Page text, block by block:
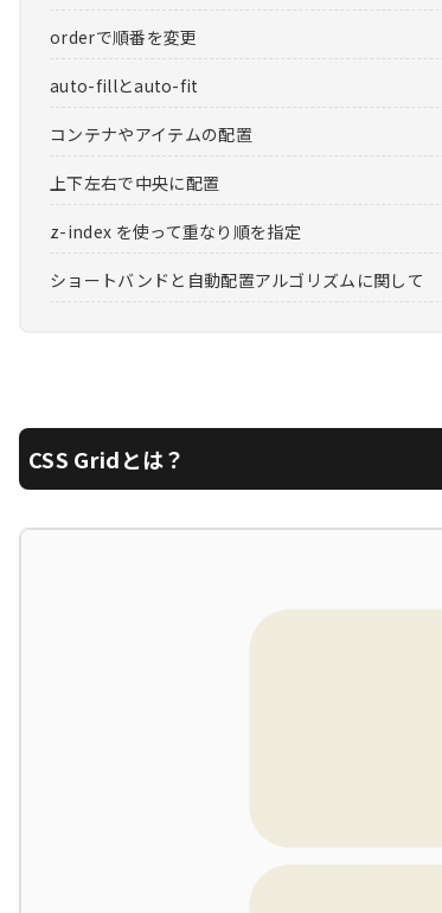
orderで順番を変更
auto-fillとauto-fit
コンテナやアイテムの配置
上下左右で中央に配置
z-index を使って重なり順を指定
ショートバンドと自動配置アルゴリズムに関して
CSS Gridとは？